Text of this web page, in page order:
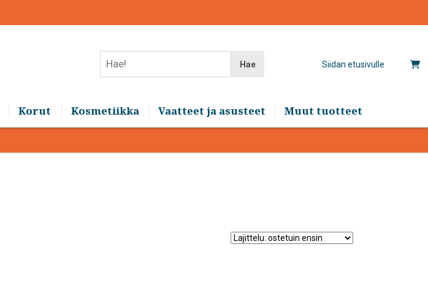
Siidan etusivulle
Hae
Korut Kosmetiikka Vaatteet ja asusteet Muut tuotteet